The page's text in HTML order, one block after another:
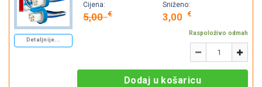
Detaljnije...
Cijena:
5,00€
Sniženo:
3,00 €
Raspoloživo odmah
- +
Dodaj u košaricu